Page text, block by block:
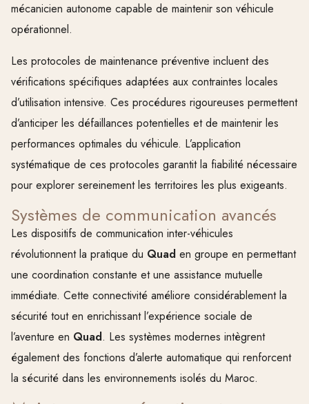
mécanicien autonome capable de maintenir son véhicule
opérationnel.
Les protocoles de maintenance préventive incluent des
vérifications spécifiques adaptées aux contraintes locales
d’utilisation intensive. Ces procédures rigoureuses permettent
d’anticiper les défaillances potentielles et de maintenir les
performances optimales du véhicule. L’application
systématique de ces protocoles garantit la fiabilité nécessaire
pour explorer sereinement les territoires les plus exigeants.
Systèmes de communication avancés
Les dispositifs de communication inter-véhicules
révolutionnent la pratique du Quad en groupe en permettant
une coordination constante et une assistance mutuelle
immédiate. Cette connectivité améliore considérablement la
sécurité tout en enrichissant l’expérience sociale de
l’aventure en Quad. Les systèmes modernes intègrent
également des fonctions d’alerte automatique qui renforcent
la sécurité dans les environnements isolés du Maroc.